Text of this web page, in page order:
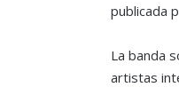
publicada
La banda
artistas